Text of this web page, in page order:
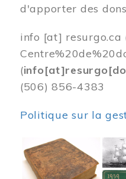
d'apporter des
info [at] resurgo.ca
(
(506) 856-4383
Politique sur la